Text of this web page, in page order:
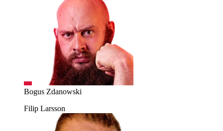
Bogus Zdanowski
Filip Larsson